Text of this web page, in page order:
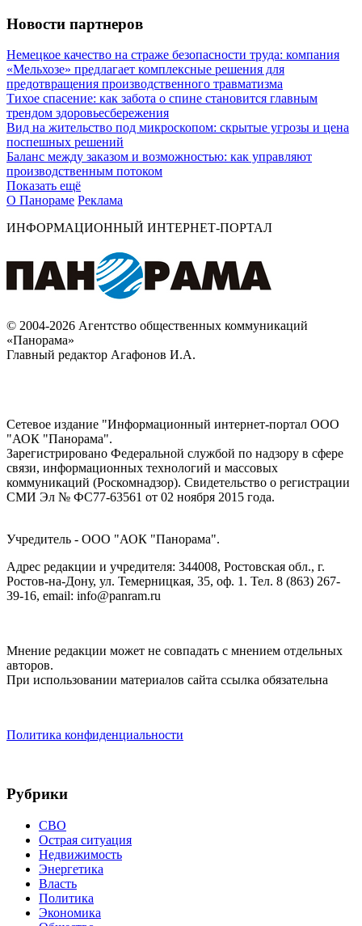
Новости партнеров
Немецкое качество на страже безопасности труда: компания
«Мельхозе» предлагает комплексные решения для
предотвращения производственного травматизма
Тихое спасение: как забота о спине становится главным
трендом здоровьесбережения
Вид на жительство под микроскопом: скрытые угрозы и цена
поспешных решений
Баланс между заказом и возможностью: как управляют
производственным потоком
Показать ещё
О Панораме Реклама
ИНФОРМАЦИОННЫЙ ИНТЕРНЕТ-ПОРТАЛ
© 2004-2026 Агентство общественных коммуникаций
«Панорама»
Главный редактор Агафонов И.А.
Сетевое издание "Информационный интернет-портал ООО
"АОК "Панорама".
Зарегистрировано Федеральной службой по надзору в сфере
связи, информационных технологий и массовых
коммуникаций (Роскомнадзор). Cвидетельство о регистрации
СМИ Эл № ФС77-63561 от 02 ноября 2015 года.
Учредитель - ООО "АОК "Панорама".
Адрес редакции и учредителя: 344008, Ростовская обл., г.
Ростов-на-Дону, ул. Темерницкая, 35, оф. 1. Тел. 8 (863) 267-
39-16, email: info@panram.ru
Мнение редакции может не совпадать с мнением отдельных
авторов.
При использовании материалов сайта ссылка обязательна
Политика конфиденциальности
Рубрики
СВО
Острая ситуация
Недвижимость
Энергетика
Власть
Политика
Экономика